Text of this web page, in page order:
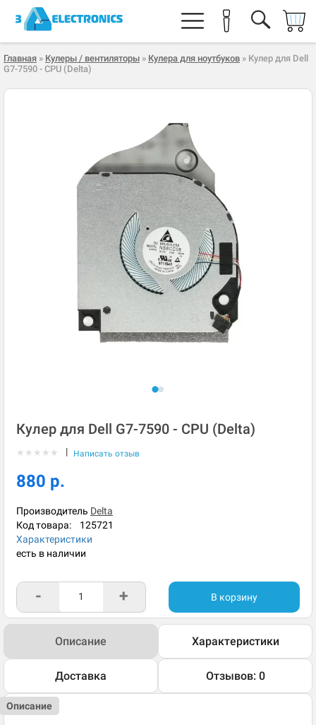
Главная » Кулеры / вентиляторы » Кулера для ноутбуков » Кулер для Dell
G7-7590 - CPU (Delta)
Кулер для Dell G7-7590 - CPU (Delta)
★ ★ ★ ★ ★ | Написать отзыв
880 р.
Производитель Delta
Код товара: 125721
Характеристики
есть в наличии
- + В корзину
Описание Характеристики
Доставка Отзывов: 0
Описание